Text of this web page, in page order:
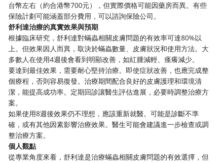
台幣左右（約合港幣700元），但實際價格可能因藥房而異。有些
保險計劃可能涵蓋部分費用，可以諮詢保險公司。
舒利達治療的真實效果與預期
根據臨床研究，舒利達對蟎蟲相關皮膚問題的有效率可達80%以
上。但效果因人而異，取決於蟎蟲數量、皮膚狀況和使用方法。大
多數人在使用4週後會看到明顯改善，如紅腫減輕、瘙癢減少。
要達到最佳效果，需要耐心堅持治療。即使症狀改善，也應完成整
個療程，否則容易復發。治療期間配合良好的皮膚護理和環境清
潔，能提高成功率。定期回診讓醫生評估進展，必要時調整治療方
案。
如果使用8週後效果仍不理想，應該重新就醫。可能是診斷不準
確，或有其他因素影響治療效果。醫生可能會建議進一步檢查或調
整治療方案。
個人觀點
從專業角度來看，舒利達是治療蟎蟲相關皮膚問題的有效選擇，但